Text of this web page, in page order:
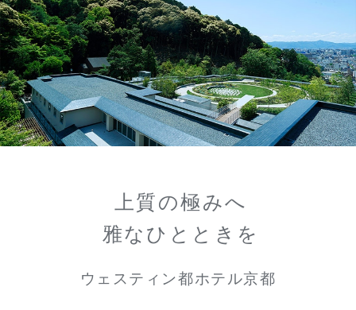
上質の極みへ
雅なひとときを
ウェスティン都ホテル京都